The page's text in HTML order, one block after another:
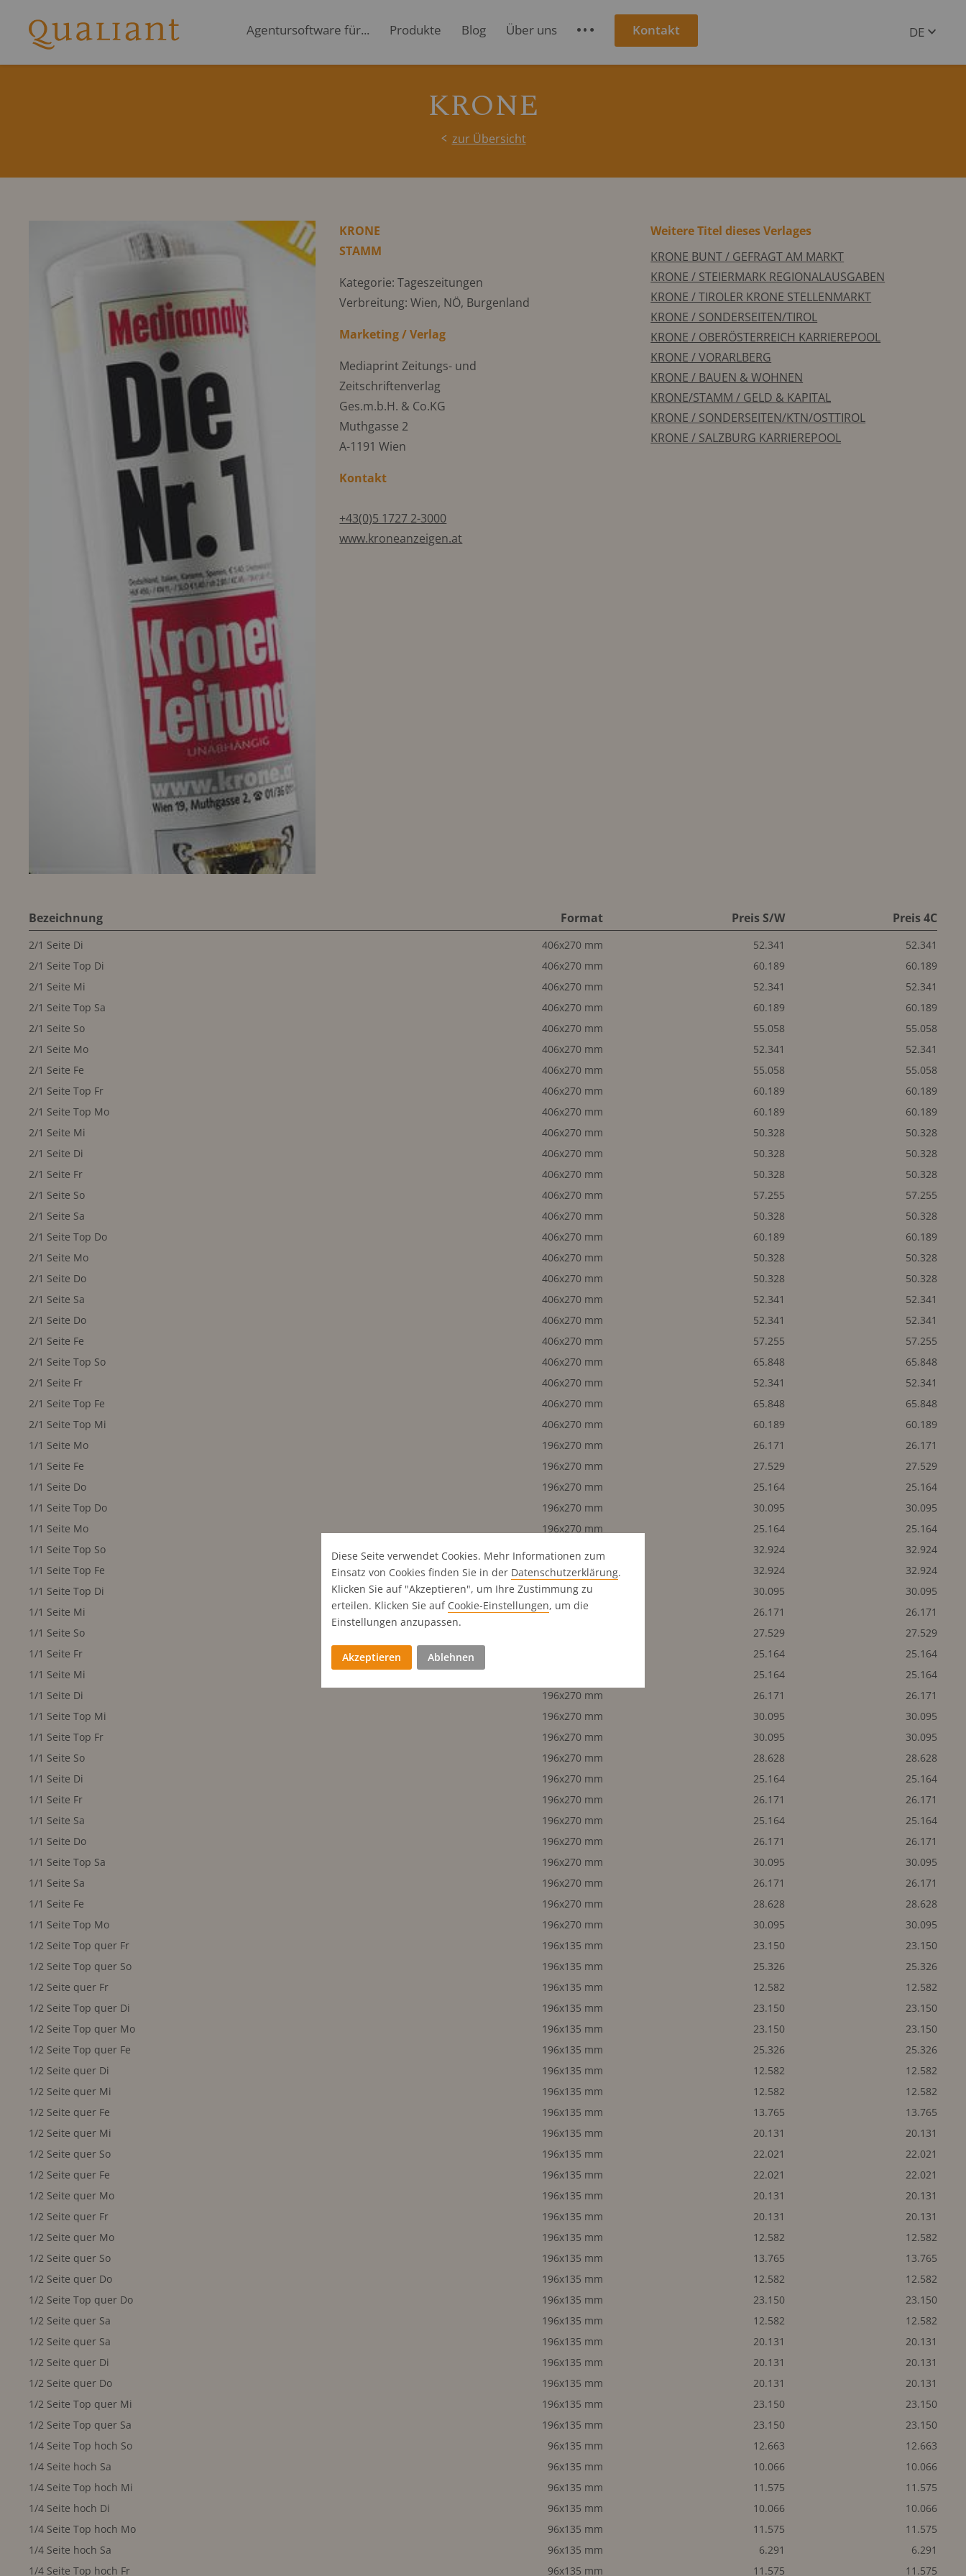
Agentursoftware für... Produkte Blog Über uns S Kontakt
DE
KRONE
zur Übersicht
KRONE
STAMM
Kategorie: Tageszeitungen
Verbreitung: Wien, NÖ, Burgenland
Marketing / Verlag
Mediaprint Zeitungs- und
Zeitschriftenverlag
Ges.m.b.H. & Co.KG
Muthgasse 2
A-1191 Wien
Kontakt
+43(0)5 1727 2-3000
www.kroneanzeigen.at
Weitere Titel dieses Verlages
KRONE BUNT / GEFRAGT AM MARKT
KRONE / STEIERMARK REGIONALAUSGABEN
KRONE / TIROLER KRONE STELLENMARKT
KRONE / SONDERSEITEN/TIROL
KRONE / OBERÖSTERREICH KARRIEREPOOL
KRONE / VORARLBERG
KRONE / BAUEN & WOHNEN
KRONE/STAMM / GELD & KAPITAL
KRONE / SONDERSEITEN/KTN/OSTTIROL
KRONE / SALZBURG KARRIEREPOOL
Bezeichnung Format Preis S/W Preis 4C
2/1 Seite Di 406x270 mm 52.341
52.341
2/1 Seite Top Di
406x270 mm 60.189
60.189
2/1 Seite Mi
406x270 mm 52.341
52.341
2/1 Seite Top Sa
406x270 mm 60.189
60.189
2/1 Seite So
406x270 mm 55.058
55.058
2/1 Seite Mo
406x270 mm 52.341
52.341
2/1 Seite Fe
406x270 mm 55.058
55.058
2/1 Seite Top Fr
406x270 mm 60.189
60.189
2/1 Seite Top Mo
406x270 mm 60.189
60.189
2/1 Seite Mi
406x270 mm 50.328
50.328
2/1 Seite Di
406x270 mm 50.328
50.328
2/1 Seite Fr
406x270 mm 50.328
50.328
2/1 Seite So
406x270 mm 57.255
57.255
2/1 Seite Sa
406x270 mm 50.328
50.328
2/1 Seite Top Do
406x270 mm 60.189
60.189
2/1 Seite Mo
406x270 mm 50.328
50.328
2/1 Seite Do
406x270 mm 50.328
50.328
2/1 Seite Sa
406x270 mm 52.341
52.341
2/1 Seite Do
406x270 mm 52.341
52.341
2/1 Seite Fe
406x270 mm 57.255
57.255
2/1 Seite Top So
406x270 mm 65.848
65.848
2/1 Seite Fr
406x270 mm 52.341
52.341
2/1 Seite Top Fe
406x270 mm 65.848
65.848
2/1 Seite Top Mi
406x270 mm 60.189
60.189
1/1 Seite Mo
196x270 mm 26.171
26.171
1/1 Seite Fe
196x270 mm 27.529
27.529
1/1 Seite Do
196x270 mm 25.164
25.164
1/1 Seite Top Do
196x270 mm 30.095
30.095
1/1 Seite Mo
196x270 mm 25.164
25.164
1/1 Seite Top So
196x270 mm 32.924
32.924
1/1 Seite Top Fe
196x270 mm 32.924
32.924
1/1 Seite Top Di
196x270 mm 30.095
30.095
1/1 Seite Mi
196x270 mm 26.171
26.171
1/1 Seite So
27.529
27.529
1/1 Seite Fr
25.164
25.164
1/1 Seite Mi
25.164
25.164
1/1 Seite Di
196x270 mm 26.171
26.171
1/1 Seite Top Mi
196x270 mm 30.095
30.095
1/1 Seite Top Fr
196x270 mm 30.095
30.095
1/1 Seite So
196x270 mm 28.628
28.628
1/1 Seite Di
196x270 mm 25.164
25.164
1/1 Seite Fr
196x270 mm 26.171
26.171
1/1 Seite Sa
196x270 mm 25.164
25.164
1/1 Seite Do
196x270 mm 26.171
26.171
1/1 Seite Top Sa
196x270 mm 30.095
30.095
1/1 Seite Sa
196x270 mm 26.171
26.171
1/1 Seite Fe
196x270 mm 28.628
28.628
1/1 Seite Top Mo
196x270 mm 30.095
30.095
1/2 Seite Top quer Fr
196x135 mm 23.150
23.150
1/2 Seite Top quer So
196x135 mm 25.326
25.326
1/2 Seite quer Fr
196x135 mm 12.582
12.582
1/2 Seite Top quer Di
196x135 mm 23.150
23.150
1/2 Seite Top quer Mo
196x135 mm 23.150
23.150
1/2 Seite Top quer Fe
196x135 mm 25.326
25.326
1/2 Seite quer Di
196x135 mm 12.582
12.582
1/2 Seite quer Mi
196x135 mm 12.582
12.582
1/2 Seite quer Fe
196x135 mm 13.765
13.765
1/2 Seite quer Mi
196x135 mm 20.131
20.131
1/2 Seite quer So
196x135 mm 22.021
22.021
1/2 Seite quer Fe
196x135 mm 22.021
22.021
1/2 Seite quer Mo
196x135 mm 20.131
20.131
1/2 Seite quer Fr
196x135 mm 20.131
20.131
1/2 Seite quer Mo
196x135 mm 12.582
12.582
1/2 Seite quer So
196x135 mm 13.765
13.765
1/2 Seite quer Do
196x135 mm 12.582
12.582
1/2 Seite Top quer Do
196x135 mm 23.150
23.150
1/2 Seite quer Sa
196x135 mm 12.582
12.582
1/2 Seite quer Sa
196x135 mm 20.131
20.131
1/2 Seite quer Di
196x135 mm 20.131
20.131
1/2 Seite quer Do
196x135 mm 20.131
20.131
1/2 Seite Top quer Mi
196x135 mm 23.150
23.150
1/2 Seite Top quer Sa
196x135 mm 23.150
23.150
1/4 Seite Top hoch So
96x135 mm 12.663
12.663
1/4 Seite hoch Sa
96x135 mm 10.066
10.066
1/4 Seite Top hoch Mi
96x135 mm 11.575
11.575
1/4 Seite hoch Di
96x135 mm 10.066
10.066
1/4 Seite Top hoch Mo
96x135 mm 11.575
11.575
1/4 Seite hoch Sa
96x135 mm 6.291
6.291
1/4 Seite Top hoch Fr
96x135 mm 11.575 11.575
Diese Seite verwendet Cookies. Mehr Informationen zum
Einsatz von Cookies finden Sie in der Datenschutz­erklärung.
Klicken Sie auf "Akzeptieren", um Ihre Zustimmung zu
erteilen. Klicken Sie auf Cookie-Einstellungen, um die
Einstellungen anzupassen.
Akzeptieren Ablehnen